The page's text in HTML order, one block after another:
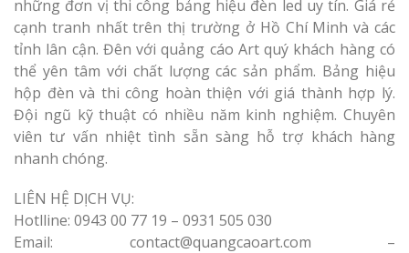
những đơn vị thi công bảng hiệu đèn led uy tín. Giá rẻ
cạnh tranh nhất trên thị trường ở Hồ Chí Minh và các
tỉnh lân cận. Đên với quảng cáo Art quý khách hàng có
thể yên tâm với chất lượng các sản phẩm. Bảng hiệu
hộp đèn và thi công hoàn thiện với giá thành hợp lý.
Đội ngũ kỹ thuật có nhiều năm kinh nghiệm. Chuyên
viên tư vấn nhiệt tình sẵn sàng hỗ trợ khách hàng
nhanh chóng.
LIÊN HỆ DỊCH VỤ:
Hotlline: 0943 00 77 19 – 0931 505 030
Email: contact@quangcaoart.com –